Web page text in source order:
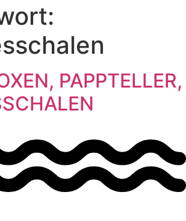
PAPPTELLER,